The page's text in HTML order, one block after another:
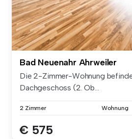
Bad Neuenahr Ahrweiler
Die 2-Zimmer-Wohnung
Dachgeschoss (2. Ob...
2 Zimmer Wohnung
€ 575